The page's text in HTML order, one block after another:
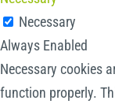
Necessary
Always Enabled
Necessary cookies
function properly.